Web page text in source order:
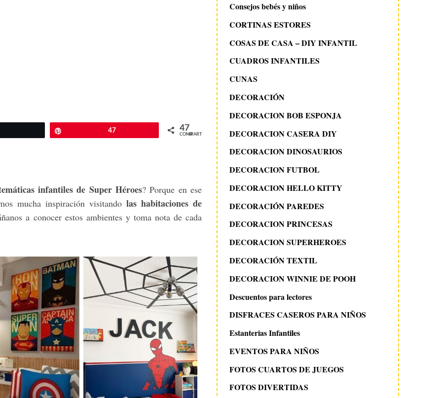
47 47
COMPARTIR
infantiles de Super Héroes? Porque en ese
mucha inspiración visitandolas habitaciones de
a conocer estos ambientes y toma nota de cada
Consejos bebés y niños
CORTINAS ESTORES
COSAS DE CASA – DIY INFANTIL
CUADROS INFANTILES
CUNAS
DECORACIÓN
DECORACION BOB ESPONJA
DECORACION CASERA DIY
DECORACION DINOSAURIOS
DECORACION FUTBOL
DECORACION HELLO KITTY
DECORACIÓN PAREDES
DECORACION PRINCESAS
DECORACION SUPERHEROES
DECORACIÓN TEXTIL
DECORACION WINNIE DE POOH
Descuentos para lectores
DISFRACES CASEROS PARA NIÑOS
Estanterias Infantiles
EVENTOS PARA NIÑOS
FOTOS CUARTOS DE JUEGOS
FOTOS DIVERTIDAS